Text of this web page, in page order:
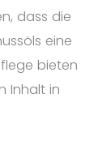
dass die
eine
bieten
Inhalt in